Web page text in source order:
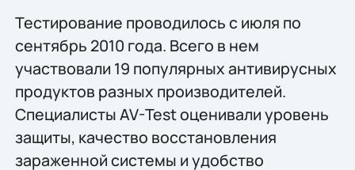
Тестирование проводилось с июля по
сентябрь 2010 года. Всего в нем
участвовали 19 популярных антивирусных
продуктов разных производителей.
Специалисты AV-Test оценивали уровень
защиты, качество восстановления
зараженной системы и удобство